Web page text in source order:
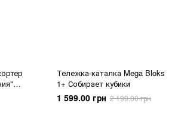
Тележка-каталка Mega Bloks
1+ Собирает кубики
1 599.00 грн 2 199.00 грн